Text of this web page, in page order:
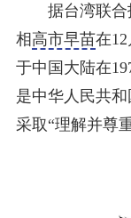
据台湾联
相高市早苗在
于中国大陆在
是中华人民共
采取“理解并尊